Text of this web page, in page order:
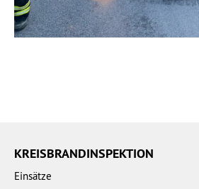
KREISBRANDINSPEKTION
Einsätze